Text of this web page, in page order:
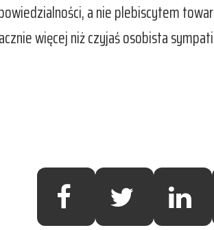
a nie plebiscytem
więcej niż czyjaś osobista